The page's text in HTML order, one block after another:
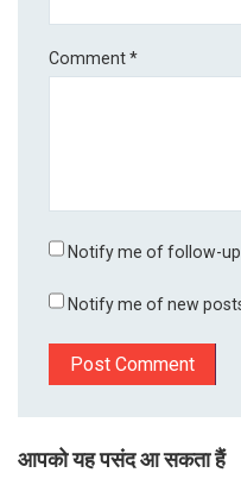
Comment*
Notify me of follow-up
Notify me of new
आपको यह पसंद आ सकता हैं